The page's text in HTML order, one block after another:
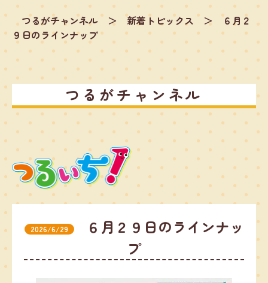
つるがチャンネル ＞ 新着トピックス ＞
６月２
９日のラインナップ
つるがチャンネル
2026/6/29
６月２９日のラインナッ
プ